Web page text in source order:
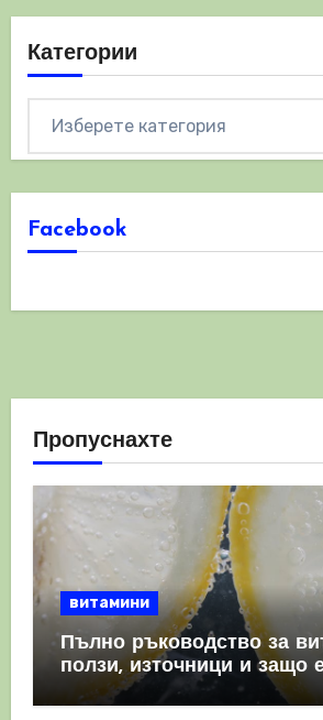
Категории
Facebook
Пропуснахте
витамини
Пълно ръководство за
ползи, източници и защо
имунната система